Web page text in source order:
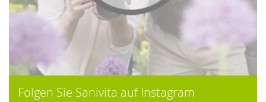
Folgen Sie Sanivita auf Instagram